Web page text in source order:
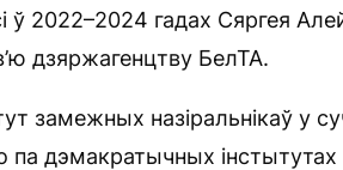
ў 2022–2024 гадах Сяргея
дзяржагенцтву БелТА.
замежных назіральнікаў у
дэмакратычных інстытутах